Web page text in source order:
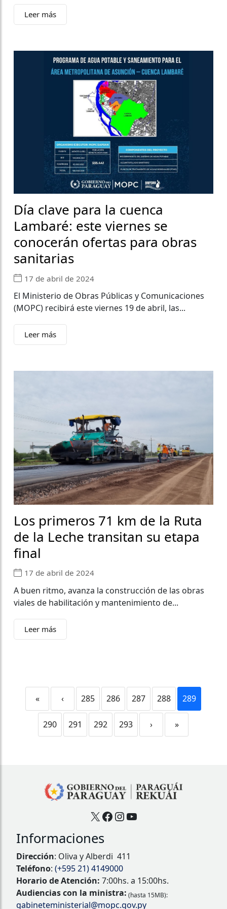
Leer más
Día clave para la cuenca
Lambaré: este viernes se
conocerán ofertas para obras
sanitarias
17 de abril de 2024
El Ministerio de Obras Públicas y Comunicaciones
(MOPC) recibirá este viernes 19 de abril, las...
Leer más
Los primeros 71 km de la Ruta
de la Leche transitan su etapa
final
17 de abril de 2024
A buen ritmo, avanza la construcción de las obras
viales de habilitación y mantenimiento de...
Leer más
« ‹ 285 286 287 288 289
290 291 292 293 › »
X Facebook
Instagram
YouTube
Informaciones
Dirección: Oliva y Alberdi 411
Teléfono: (+595 21) 4149000
Horario de Atención: 7:00hs. a 15:00hs.
Audiencias con la ministra: (hasta 15MB):
gabineteministerial@mopc.gov.py